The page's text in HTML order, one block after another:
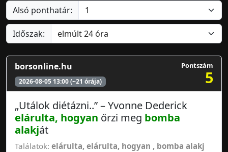
Alsó ponthatár:
Időszak:
borsonline.hu
2026-08-05 13:00 (~21 órája)
Pontszám
5
„Utálok diétázni..” – Yvonne Dederick
elárulta, hogyan őrzi meg bomba
alakját
Találatok: elárulta, elárulta, hogyan , bomba alakj